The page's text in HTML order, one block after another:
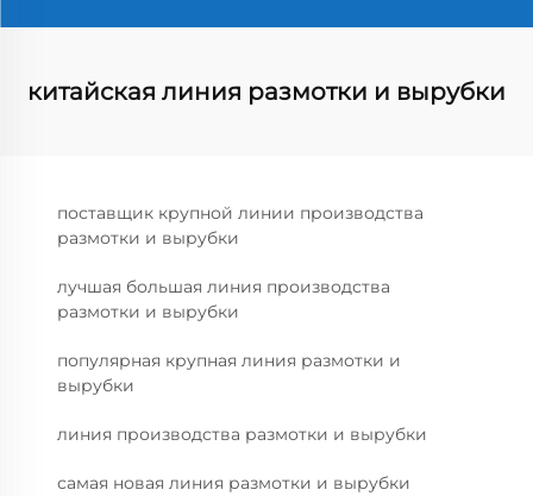
китайская линия размотки и вырубки
поставщик крупной линии производства
размотки и вырубки
лучшая большая линия производства
размотки и вырубки
популярная крупная линия размотки и
вырубки
линия производства размотки и вырубки
самая новая линия размотки и вырубки